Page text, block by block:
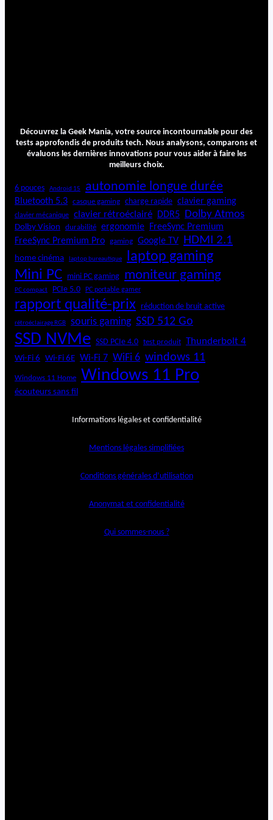
Découvrez la Geek Mania, votre source incontournable pour des
tests approfondis de produits tech. Nous analysons, comparons et
évaluons les dernières innovations pour vous aider à faire les
meilleurs choix.
6 pouces Android 15 autonomie longue durée
Bluetooth 5.3 casque gaming charge rapide clavier gaming
clavier mécanique clavier rétroéclairé DDR5 Dolby Atmos
Dolby Vision durabilité ergonomie
FreeSync Premium
FreeSync Premium Pro
gaming Google TV HDMI 2.1
home cinéma laptop bureautique laptop gaming
Mini PC mini PC gaming moniteur gaming
PC compact PCIe 5.0 PC portable gamer
rapport qualité-prix réduction de bruit active
rétroéclairage RGB souris gaming SSD 512 Go
SSD NVMe SSD PCIe 4.0 test produit Thunderbolt 4
Wi-Fi 6 Wi-Fi 6E Wi-Fi 7 WiFi 6 windows 11
Windows 11 Home Windows 11 Pro
écouteurs sans fil
Informations légales et confidentialité
Mentions légales simplifiées
Conditions générales d’utilisation
Anonymat et confidentialité
Qui sommes-nous ?